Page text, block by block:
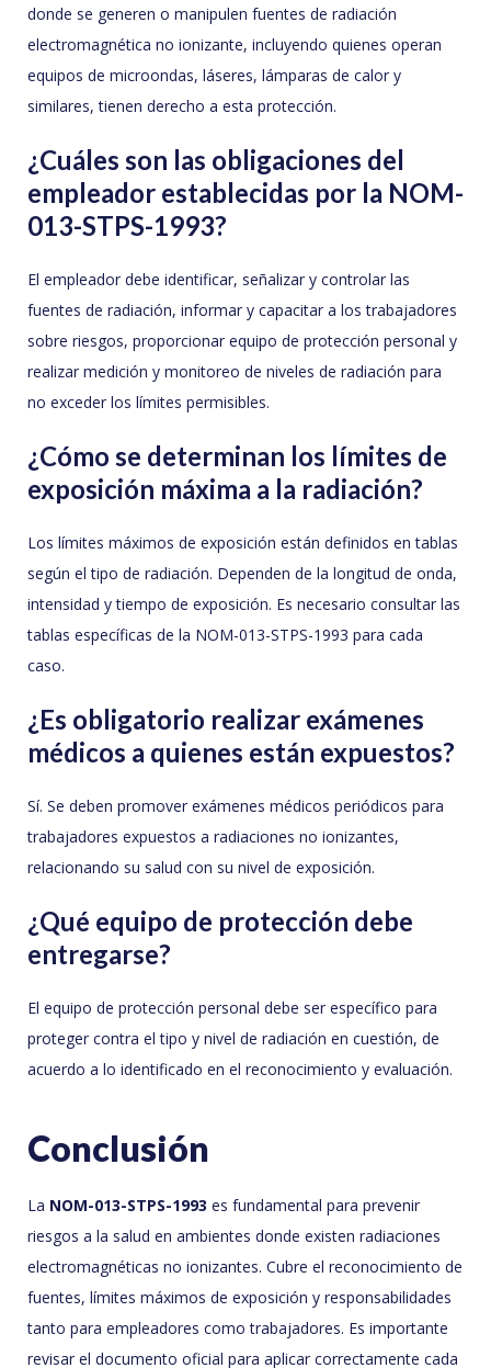
donde se generen o manipulen fuentes de radiación
electromagnética no ionizante, incluyendo quienes operan
equipos de microondas, láseres, lámparas de calor y
similares, tienen derecho a esta protección.
¿Cuáles son las obligaciones del
empleador establecidas por la NOM-
013-STPS-1993?
El empleador debe identificar, señalizar y controlar las
fuentes de radiación, informar y capacitar a los trabajadores
sobre riesgos, proporcionar equipo de protección personal y
realizar medición y monitoreo de niveles de radiación para
no exceder los límites permisibles.
¿Cómo se determinan los límites de
exposición máxima a la radiación?
Los límites máximos de exposición están definidos en tablas
según el tipo de radiación. Dependen de la longitud de onda,
intensidad y tiempo de exposición. Es necesario consultar las
tablas específicas de la NOM-013-STPS-1993 para cada
caso.
¿Es obligatorio realizar exámenes
médicos a quienes están expuestos?
Sí. Se deben promover exámenes médicos periódicos para
trabajadores expuestos a radiaciones no ionizantes,
relacionando su salud con su nivel de exposición.
¿Qué equipo de protección debe
entregarse?
El equipo de protección personal debe ser específico para
proteger contra el tipo y nivel de radiación en cuestión, de
acuerdo a lo identificado en el reconocimiento y evaluación.
Conclusión
La NOM-013-STPS-1993 es fundamental para prevenir
riesgos a la salud en ambientes donde existen radiaciones
electromagnéticas no ionizantes. Cubre el reconocimiento de
fuentes, límites máximos de exposición y responsabilidades
tanto para empleadores como trabajadores. Es importante
revisar el documento oficial para aplicar correctamente cada